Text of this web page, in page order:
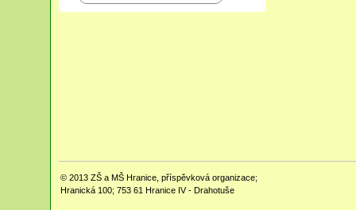
© 2013 ZŠ a MŠ Hranice, příspěvková organizace;
Hranická 100; 753 61 Hranice IV - Drahotuše